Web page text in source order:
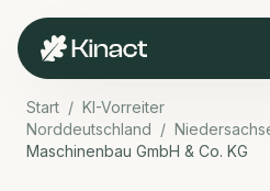
Start / KI-Vorreiter
Norddeutschland /
Maschinenbau GmbH & Co. KG